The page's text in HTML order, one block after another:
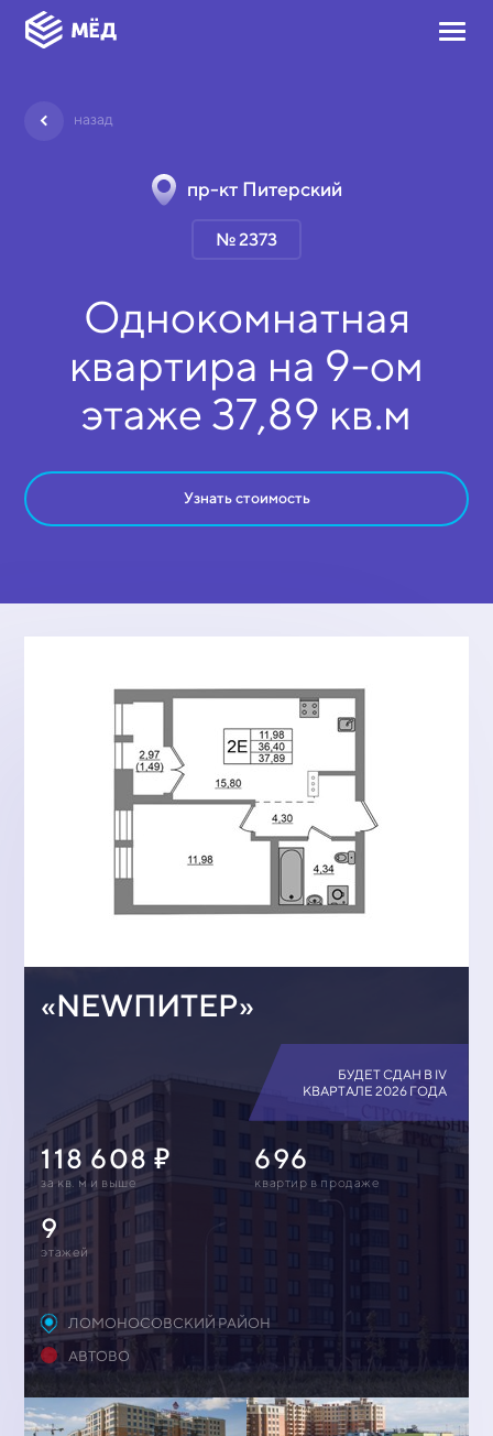
назад
пр-кт Питерский
№ 2373
Однокомнатная
квартира на 9-ом
этаже 37,89 кв.м
Узнать стоимость
«NEWПИТЕР»
БУДЕТ СДАН В IV
КВАРТАЛЕ 2026 ГОДА
118 608
за кв. м и выше
696
квартир в продаже
9
этажей
ЛОМОНОСОВСКИЙ РАЙОН
АВТОВО